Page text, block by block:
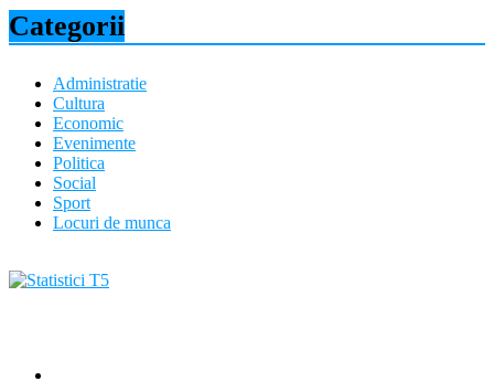
Categorii
Administratie
Cultura
Economic
Evenimente
Politica
Social
Sport
Locuri de munca